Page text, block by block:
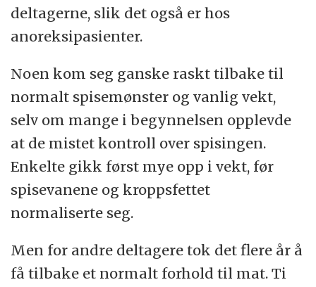
deltagerne, slik det også er hos
anoreksipasienter.
Noen kom seg ganske raskt tilbake til
normalt spisemønster og vanlig vekt,
selv om mange i begynnelsen opplevde
at de mistet kontroll over spisingen.
Enkelte gikk først mye opp i vekt, før
spisevanene og kroppsfettet
normaliserte seg.
Men for andre deltagere tok det flere år å
få tilbake et normalt forhold til mat. Ti